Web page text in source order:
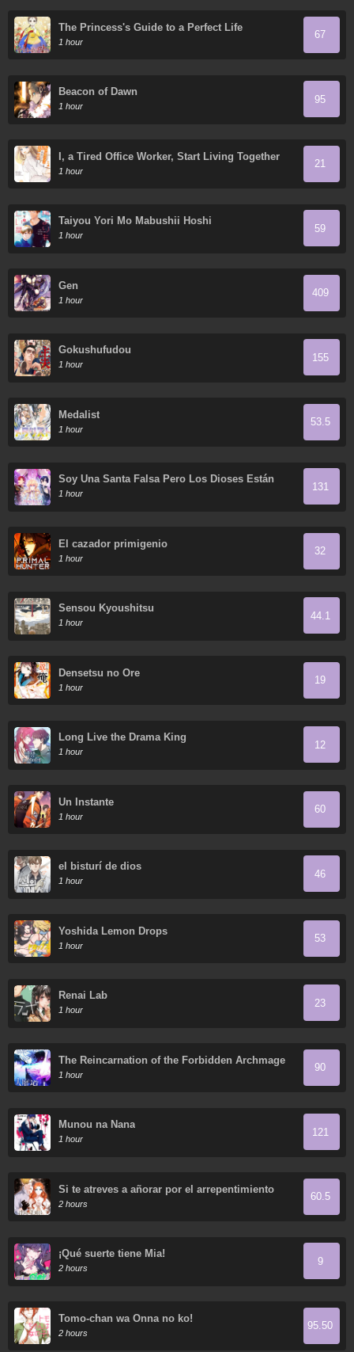
The Princess's Guide to a Perfect Life
1 hour
67
Beacon of Dawn
1 hour
95
I, a Tired Office Worker, Start Living Together
with a Beautiful Highschool Girl whom I Met
Again After 7 Years
1 hour
21
Taiyou Yori Mo Mabushii Hoshi
1 hour
59
Gen
1 hour
409
Gokushufudou
1 hour
155
Medalist
1 hour
53.5
Soy Una Santa Falsa Pero Los Dioses Están
Obsesionados Conmigo
1 hour
131
El cazador primigenio
1 hour
32
Sensou Kyoushitsu
1 hour
44.1
Densetsu no Ore
1 hour
19
Long Live the Drama King
1 hour
12
Un Instante
1 hour
60
el bisturí de dios
1 hour
46
Yoshida Lemon Drops
1 hour
53
Renai Lab
1 hour
23
The Reincarnation of the Forbidden Archmage
1 hour
90
Munou na Nana
1 hour
121
Si te atreves a añorar por el arrepentimiento
2 hours
60.5
¡Qué suerte tiene Mia!
2 hours
9
Tomo-chan wa Onna no ko!
2 hours
95.50